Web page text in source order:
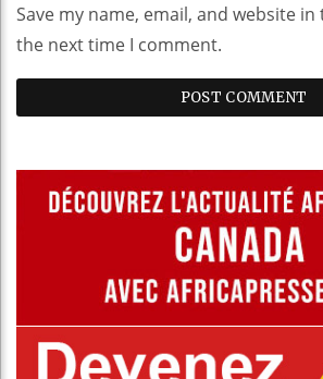
Save my name, email, and website
the next time I comment.